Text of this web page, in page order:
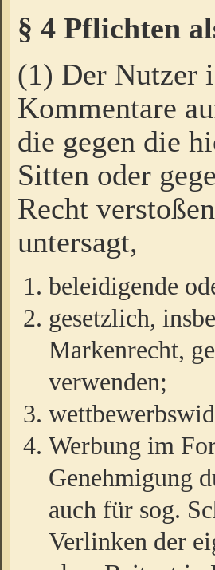
§ 4 Pflichten
(1) Der Nutzer
Kommentare
die gegen die
Sitten oder
Recht
untersagt,
beleidigende
gesetzlich,
Markenrecht,
verwenden;
Werbung im
Genehmigung
auch für sog.
Verlinken der